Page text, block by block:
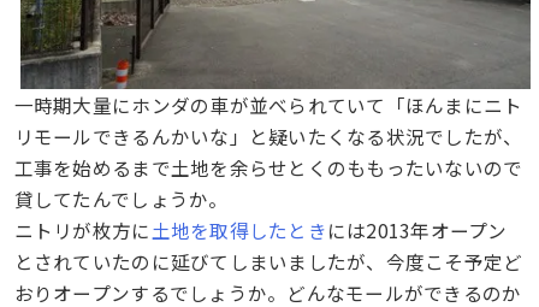
一時期大量にホンダの車が並べられていて「ほんまにニト
リモールできるんかいな」と疑いたくなる状況でしたが、
工事を始めるまで土地を余らせとくのももったいないので
貸してたんでしょうか。
ニトリが枚方に土地を取得したときには2013年オープン
とされていたのに延びてしまいましたが、今度こそ予定ど
おりオープンするでしょうか。どんなモールができるのか